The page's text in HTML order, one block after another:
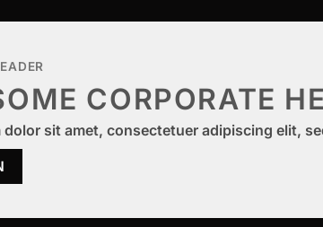
CORPORATE
dolor sit amet, consectetuer adipiscing elit,